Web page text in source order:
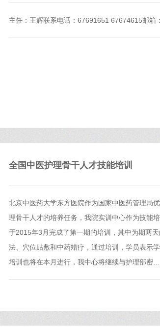
主任：王辉联系电话：67691651 67674615邮
全国中医护理骨干人才技能培训
北京中医药大学东方医院作为国家中医药管理局
理骨干人才的培养任务，我院实训中心作为技能
于2015年3月完成了第一期的培训，其中为期两
法、穴位贴敷和中药蜡疗，通过培训，学员表示
培训也将在本月进行，我中心将继续与护理部密…